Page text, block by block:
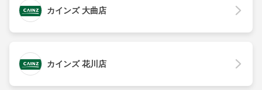
カインズ 大曲店
カインズ 花川店